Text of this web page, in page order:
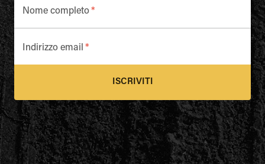
Nome completo*
Indirizzo email *
ISCRIVITI